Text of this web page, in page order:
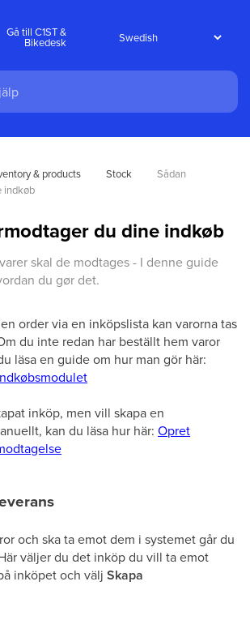
Gå till C1ST &
Bikedesk
& products Stock
Sådan
indkøb
du dine indkøb
skal de modtages - I denne guide
du gør det.
order via en inköpslista kan varorna tas
du inte redan har beställt hem varor
läsa en guide om hur man gör här:
inköp, men vill skapa en
kan du läsa hur här: Opret
och ska ta emot dem i systemet går du
väljer du det inköp du vill ta emot
inköpet och välj Skapa